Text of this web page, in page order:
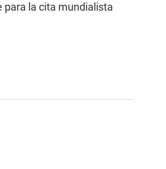
para la cita mundialista